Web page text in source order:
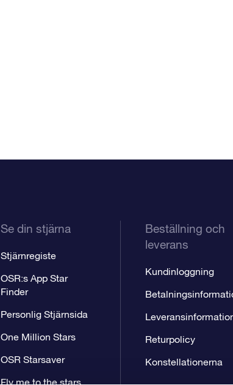
Se din stjärna
Stjärnregiste
OSR:s App Star
Finder
Personlig Stjärnsida
One Million Stars
OSR Starsaver
Fly me to the stars
Beställning och
leverans
Kundinloggning
Returpolicy
Konstellationerna